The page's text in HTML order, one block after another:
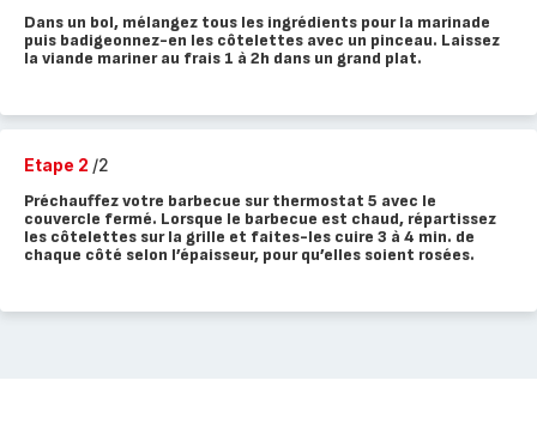
Dans un bol, mélangez tous les ingrédients pour la marinade
puis badigeonnez-en les côtelettes avec un pinceau. Laissez
la viande mariner au frais 1 à 2h dans un grand plat.
Etape 2 /2
Préchauffez votre barbecue sur thermostat 5 avec le
couvercle fermé. Lorsque le barbecue est chaud, répartissez
les côtelettes sur la grille et faites-les cuire 3 à 4 min. de
chaque côté selon l’épaisseur, pour qu’elles soient rosées.